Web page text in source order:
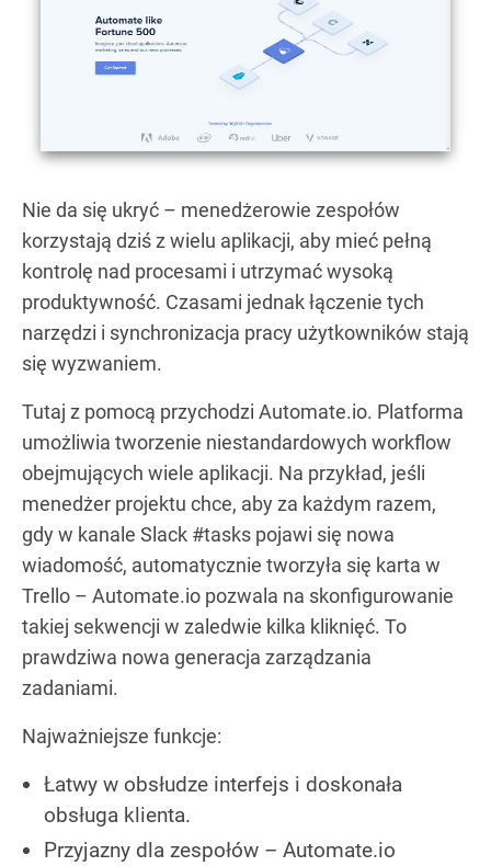
Nie da się ukryć – menedżerowie zespołów
korzystają dziś z wielu aplikacji, aby mieć pełną
kontrolę nad procesami i utrzymać wysoką
produktywność. Czasami jednak łączenie tych
narzędzi i synchronizacja pracy użytkowników stają
się wyzwaniem.
Tutaj z pomocą przychodzi Automate.io. Platforma
umożliwia tworzenie niestandardowych workflow
obejmujących wiele aplikacji. Na przykład, jeśli
menedżer projektu chce, aby za każdym razem,
gdy w kanale Slack #tasks pojawi się nowa
wiadomość, automatycznie tworzyła się karta w
Trello – Automate.io pozwala na skonfigurowanie
takiej sekwencji w zaledwie kilka kliknięć. To
prawdziwa nowa generacja zarządzania
zadaniami.
Najważniejsze funkcje:
Łatwy w obsłudze interfejs i doskonała
obsługa klienta.
Przyjazny dla zespołów – Automate.io